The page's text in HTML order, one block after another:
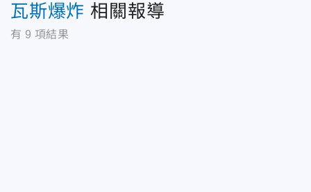
瓦斯爆炸 相關報導
有 9 項結果